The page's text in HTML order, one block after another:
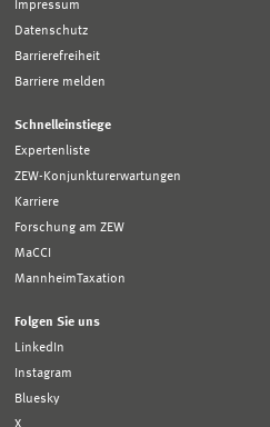
Impressum
Datenschutz
Barrierefreiheit
Barriere melden
Schnelleinstiege
Expertenliste
ZEW-Konjunkturerwartungen
Karriere
Forschung am ZEW
MaCCI
MannheimTaxation
Folgen Sie uns
LinkedIn
Instagram
Bluesky